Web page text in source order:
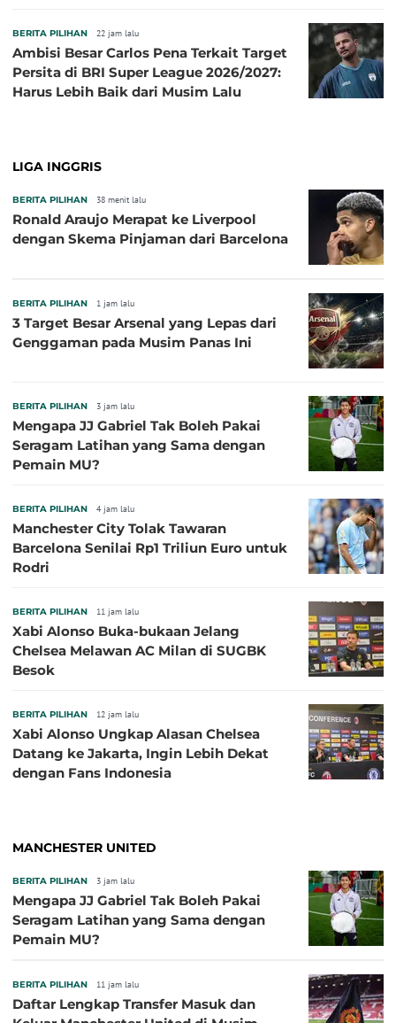
BERITA PILIHAN 22 jam lalu
Ambisi Besar Carlos Pena Terkait Target
Persita di BRI Super League 2026/2027:
Harus Lebih Baik dari Musim Lalu
LIGA INGGRIS
BERITA PILIHAN 38 menit lalu
Ronald Araujo Merapat ke Liverpool
dengan Skema Pinjaman dari Barcelona
BERITA PILIHAN 1 jam lalu
3 Target Besar Arsenal yang Lepas dari
Genggaman pada Musim Panas Ini
BERITA PILIHAN 3 jam lalu
Mengapa JJ Gabriel Tak Boleh Pakai
Seragam Latihan yang Sama dengan
Pemain MU?
BERITA PILIHAN 4 jam lalu
Manchester City Tolak Tawaran
Barcelona Senilai Rp1 Triliun Euro untuk
Rodri
BERITA PILIHAN 11 jam lalu
Xabi Alonso Buka-bukaan Jelang
Chelsea Melawan AC Milan di SUGBK
Besok
BERITA PILIHAN 12 jam lalu
Xabi Alonso Ungkap Alasan Chelsea
Datang ke Jakarta, Ingin Lebih Dekat
dengan Fans Indonesia
MANCHESTER UNITED
BERITA PILIHAN 3 jam lalu
Mengapa JJ Gabriel Tak Boleh Pakai
Seragam Latihan yang Sama dengan
Pemain MU?
BERITA PILIHAN 11 jam lalu
Daftar Lengkap Transfer Masuk dan